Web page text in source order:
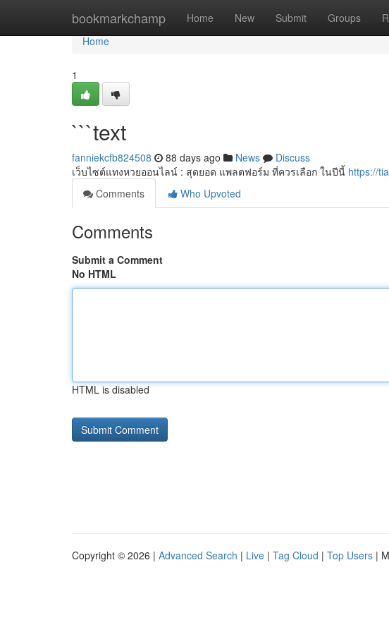
bookmarkchamp Home New Submit Groups
Home
Home
1
```text
fanniekcfb824508 88 days ago News
Discuss
เว็บไซต์แทงหวยออนไลน์ : สุดยอด แพลตฟอร์ม ที่ควรเลือก ในปีนี้ https://
Comments
Who Upvoted
Comments
Submit a Comment
No HTML
HTML is disabled
Copyright © 2026 | Advanced Search | Live | Tag Cloud | Top Users |